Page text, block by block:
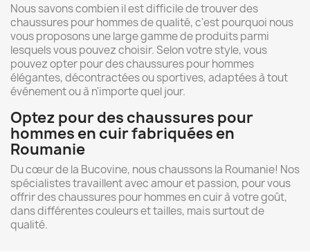
Nous savons combien il est difficile de trouver des
chaussures pour hommes de qualité, c'est pourquoi nous
vous proposons une large gamme de produits parmi
lesquels vous pouvez choisir. Selon votre style, vous
pouvez opter pour des chaussures pour hommes
élégantes, décontractées ou sportives, adaptées à tout
événement ou à n'importe quel jour.
Optez pour des chaussures pour
hommes en cuir fabriquées en
Roumanie
Du cœur de la Bucovine, nous chaussons la Roumanie! Nos
spécialistes travaillent avec amour et passion, pour vous
offrir des chaussures pour hommes en cuir à votre goût,
dans différentes couleurs et tailles, mais surtout de
qualité.